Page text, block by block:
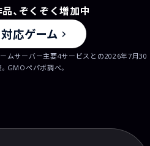
、ぞくぞく増加中
応ゲーム
ムサーバー主要4サービスとの2026年7月30
GMOペパボ調べ。